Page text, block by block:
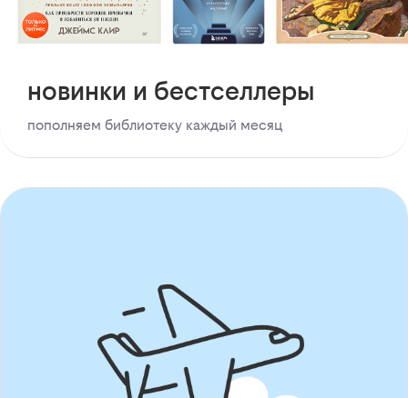
новинки и бестселлеры
пополняем библиотеку каждый месяц